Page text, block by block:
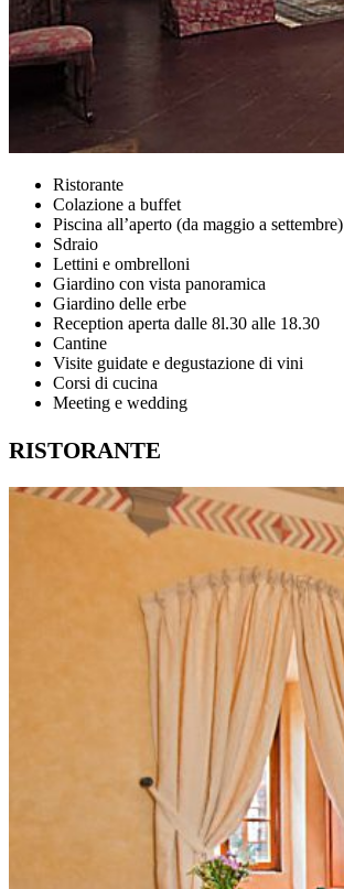
Ristorante
Colazione a buffet
Piscina all’aperto (da maggio a settembre)
Sdraio
Lettini e ombrelloni
Giardino con vista panoramica
Giardino delle erbe
Reception aperta dalle 8l.30 alle 18.30
Cantine
Visite guidate e degustazione di vini
Corsi di cucina
Meeting e wedding
RISTORANTE